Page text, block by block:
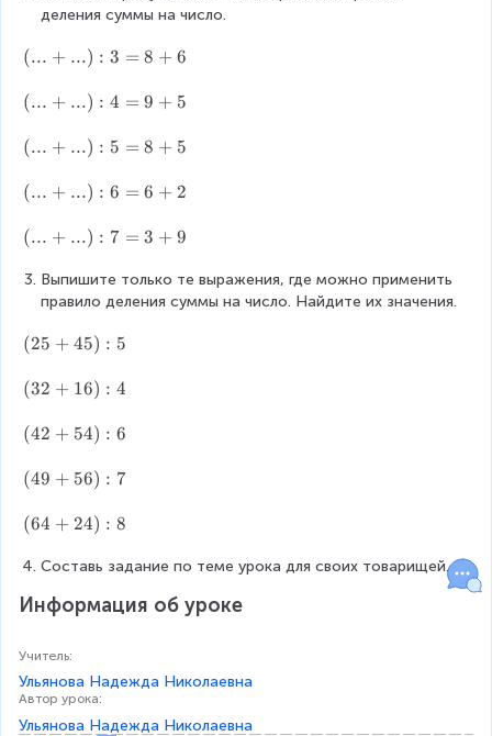
:6
:
деления суммы на число.
(.
+
.)
3
=
8
+
6
(... + ...) : 3 = 8 + 6
(.
+
.)
4
=
9
(... + ...) : 4 = 9 + 5
(.
+
.)
5
+
(... + ...) : 5 = 8 + 5
(.
+
.)
=
+
(... + ...) : 6 = 6 + 2
(.
+
:
=
+
(... + ...) : 7 = 3 + 9
Выпишите только те выражения, где можно применить
правило деления суммы на число. Найдите их значения.
(
5
4
)
5
(25 + 45) : 5
(
2
1
)
4
(32 + 16) : 4
(
2
5
)
6
(42 + 54) : 6
(
9
5
)
7
(49 + 56) : 7
(
4
2
)
:
8
(64 + 24) : 8
Составь задание по теме урока для своих товарищей.
Информация об уроке
Учитель:
Ульянова Надежда Николаевна
Автор урока:
Ульянова Надежда Николаевна